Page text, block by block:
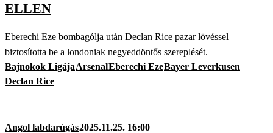
ELLEN
Eberechi Eze bombagólja után Declan Rice pazar lövéssel
biztosította be a londoniak negyeddöntős szereplését.
Bajnokok LigájaArsenalEberechi EzeBayer Leverkusen
Declan Rice
Angol labdarúgás2025.11.25. 16:00